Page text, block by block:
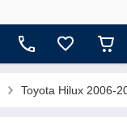
Toyota Hilux 2006-